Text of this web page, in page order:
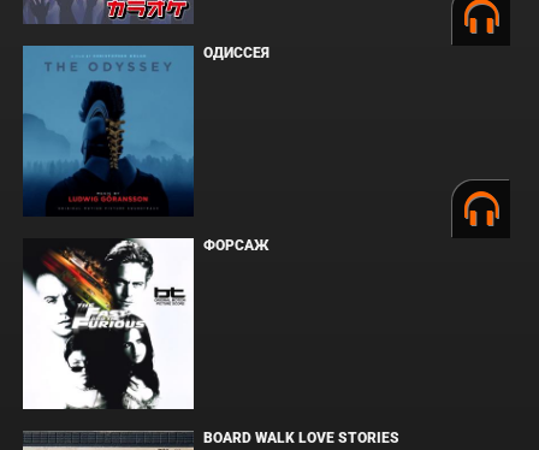
ОДИССЕЯ
ФОРСАЖ
BOARD WALK LOVE STORIES